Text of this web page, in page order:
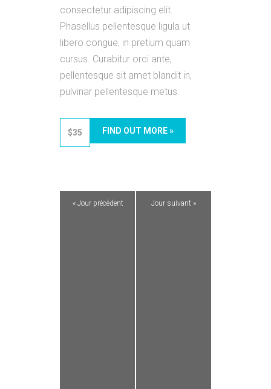
consectetur adipiscing elit.
Phasellus pellentesque ligula ut
libero congue, in pretium quam
cursus. Curabitur orci ante,
pellentesque sit amet blandit in,
pulvinar pellentesque metus.
$35 FIND OUT MORE »
«Jour précédent Jour suivant »